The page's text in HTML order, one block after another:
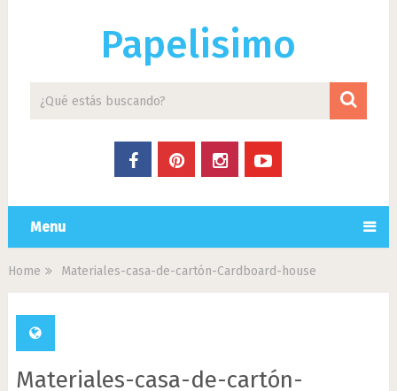
Papelisimo
Menu
Home Materiales-casa-de-cartón-Cardboard-house
Materiales-casa-de-cartón-